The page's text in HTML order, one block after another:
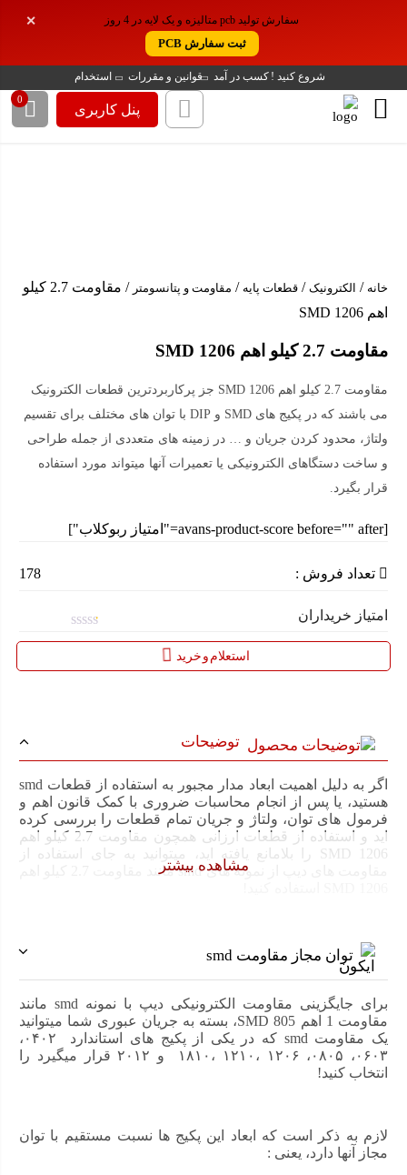
✕ سفارش تولید pcb متالیزه و یک لایه در 4 روز
ثبت سفارش PCB
شروع کنید ! کسب در آمد قوانین و مقررات استخدام
پنل کاربری
0
خانه / الکترونیک /قطعات پایه / مقاومت و پتانسومتر
/ مقاومت 2.7 کیلو
اهم SMD 1206
مقاومت 2.7 کیلو اهم SMD 1206
مقاومت 2.7 کیلو اهم SMD 1206 جز پرکاربردترین قطعات الکترونیک
می باشند که در پکیج های SMD و DIP با توان های مختلف برای تقسیم
ولتاژ، محدود کردن جریان و … در زمینه های متعددی از جمله طراحی
و ساخت دستگاهای الکترونیکی یا تعمیرات آنها میتواند مورد استفاده
قرار بگیرد.
[avans-product-score before="" after="امتیاز ربوکلاب"]
تعداد فروش : 178
امتیاز خریداران
امتیاز
از
استعلام و خرید
توضیحات
اگر به دلیل اهمیت ابعاد مدار مجبور به استفاده از قطعات smd
هستید، یا پس از انجام محاسبات ضروری با کمک قانون اهم و
فرمول های توان، ولتاژ و جریان تمام قطعات را بررسی کرده
اید و استفاده از قطعات ارزانی همچون مقاومت 2.7 کیلو اهم
SMD 1206 را بلامانع یافته اید، میتوانید به جای استفاده از
مشاهده بیشتر
توان مجاز مقاومت smd
برای جایگزینی مقاومت الکترونیکی دیپ با نمونه smd مانند
مقاومت 1 اهم SMD 805، بسته به جریان عبوری شما میتوانید
یک مقاومت smd که در یکی از پکیج های استاندارد ۰۴۰۲،
۰۶۰۳، ۰۸۰۵، ۱۲۰۶ ،۱۲۱۰ ،۱۸۱۰ و ۲۰۱۲ قرار میگیرد را
انتخاب کنید!
لازم به ذکر است که ابعاد این پکیج ها نسبت مستقیم با توان
مجاز آنها دارد، یعنی :
. اما موجودی این کالا در انبار ما، بیش از این تعداد
است. برای سفارش تعداد بیشتر باشماره زیر
تماس بگیرد!